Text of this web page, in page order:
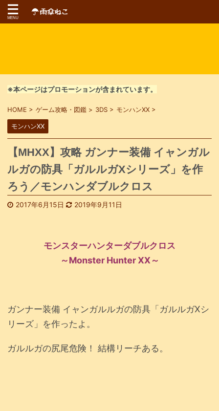
※本ページはプロモーションが含まれています。
HOME > ゲーム攻略・図鑑 > 3DS > モンハンXX >
モンハンXX
【MHXX】攻略 ガンナー装備 イャンガル
ルガの防具「ガルルガXシリーズ」を作
ろう／モンハンダブルクロス
2017年6月15日 2019年9月11日
モンスターハンターダブルクロス
～Monster Hunter XX～
ガンナー装備 イャンガルルガの防具「ガルルガXシ
リーズ」を作ったよ。
ガルルガの尻尾危険！ 結構リーチある。